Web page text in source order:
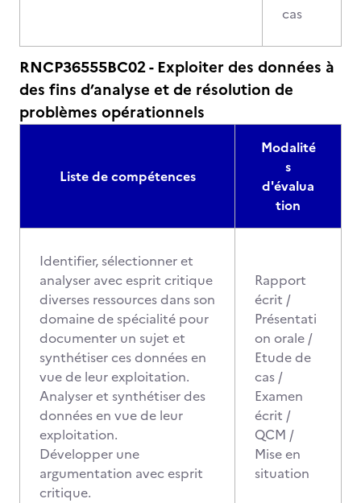
cas
RNCP36555BC02 - Exploiter des données à
des fins d’analyse et de résolution de
problèmes opérationnels
Liste de compétences
Modalité
s
d'évalua
tion
Identifier, sélectionner et
analyser avec esprit critique
diverses ressources dans son
domaine de spécialité pour
documenter un sujet et
synthétiser ces données en
vue de leur exploitation.
Analyser et synthétiser des
données en vue de leur
exploitation.
Développer une
argumentation avec esprit
critique.
Rapport
écrit /
Présentati
on orale /
Etude de
cas /
Examen
écrit /
QCM /
Mise en
situation